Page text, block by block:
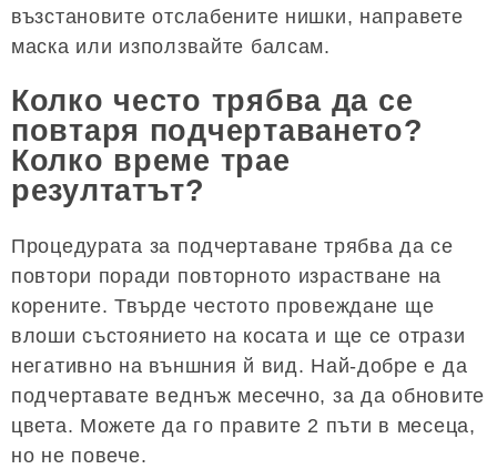
възстановите отслабените нишки, направете
маска или използвайте балсам.
Колко често трябва да се
повтаря подчертаването?
Колко време трае
резултатът?
Процедурата за подчертаване трябва да се
повтори поради повторното израстване на
корените. Твърде честото провеждане ще
влоши състоянието на косата и ще се отрази
негативно на външния й вид. Най-добре е да
подчертавате веднъж месечно, за да обновите
цвета. Можете да го правите 2 пъти в месеца,
но не повече.